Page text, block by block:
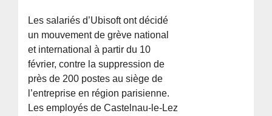
Les salariés d’Ubisoft ont décidé
un mouvement de grève national
et international à partir du 10
février, contre la suppression de
près de 200 postes au siège de
l’entreprise en région parisienne.
Les employés de Castelnau-le-Lez